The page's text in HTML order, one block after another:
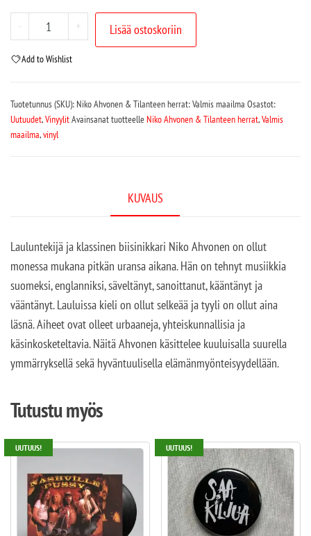
- + Lisää ostoskoriin
Add to Wishlist
Tuotetunnus (SKU): Niko Ahvonen & Tilanteen herrat: Valmis maailma Osastot:
Uutuudet,VinyylitAvainsanat tuotteelleNiko Ahvonen & Tilanteen herrat,Valmis
maailma,vinyl
KUVAUS
Lauluntekijä ja klassinen biisinikkari Niko Ahvonen on ollut
monessa mukana pitkän uransa aikana. Hän on tehnyt musiikkia
suomeksi, englanniksi, säveltänyt, sanoittanut, kääntänyt ja
vääntänyt. Lauluissa kieli on ollut selkeää ja tyyli on ollut aina
läsnä. Aiheet ovat olleet urbaaneja, yhteiskunnallisia ja
käsinkosketeltavia. Näitä Ahvonen käsittelee kuuluisalla suurella
ymmärryksellä sekä hyväntuulisella elämänmyönteisyydellään.
Tutustu myös
UUTUUS! UUTUUS!